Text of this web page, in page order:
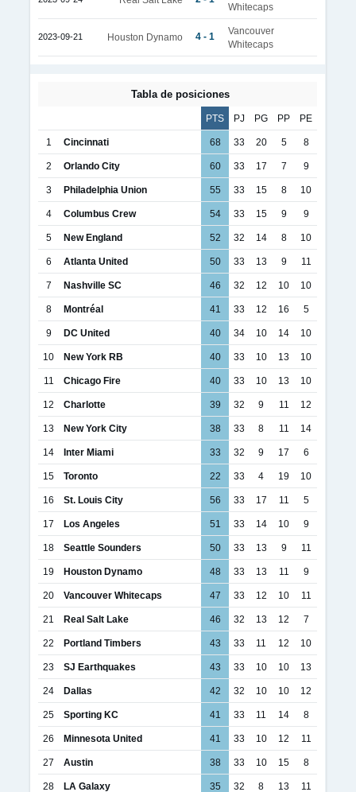
Whitecaps
2023-09-21 Houston Dynamo 4 - 1
Vancouver
Whitecaps
Tabla de posiciones
PTS PJ PG PP PE
1 Cincinnati 68 33 20 5 8
2 Orlando City 60 33 17 7 9
3 Philadelphia Union 55 33 15 8 10
4 Columbus Crew 54 33 15 9 9
5 New England 52 32 14 8 10
6 Atlanta United 50 33 13 9 11
7 Nashville SC 46 32 12 10 10
8 Montréal 41 33 12 16 5
9 DC United 40 34 10 14 10
10 New York RB 40 33 10 13 10
11 Chicago Fire 40 33 10 13 10
12 Charlotte 39 32 9 11 12
13 New York City 38 33 8 11 14
14 Inter Miami 33 32 9 17 6
15 Toronto 22 33 4 19 10
16 St. Louis City 56 33 17 11 5
17 Los Angeles 51 33 14 10 9
18 Seattle Sounders 50 33 13 9 11
19 Houston Dynamo 48 33 13 11 9
20 Vancouver Whitecaps 47 33 12 10 11
21 Real Salt Lake 46 32 13 12 7
22 Portland Timbers 43 33 11 12 10
23 SJ Earthquakes 43 33 10 10 13
24 Dallas 42 32 10 10 12
25 Sporting KC 41 33 11 14 8
26 Minnesota United 41 33 10 12 11
27 Austin 38 33 10 15 8
28 LA Galaxy 35 32 8 13 11